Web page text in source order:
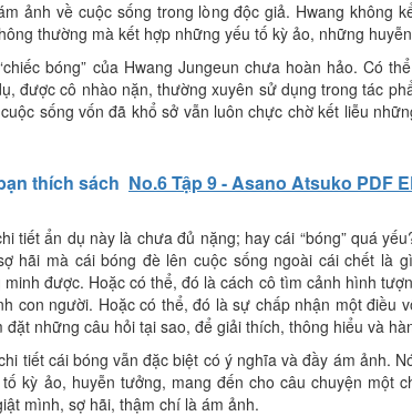
ảnh về cuộc sống trong lòng độc giả. Hwang không
thường mà kết hợp những yếu tố kỳ ảo, những
bóng” của Hwang Jungeun chưa hoàn hảo. Có
được cô nhào nặn, thường xuyên sử dụng trong tác
sống vốn đã khổ sở vẫn luôn chực chờ kết liễu
thích sách No.6 Tập 9 - Asano Atsuko PDF
tiết ẩn dụ này là chưa đủ nặng; hay cái “bóng” quá
hãi mà cái bóng đè lên cuộc sống ngoài cái chết là
được. Hoặc có thể, đó là cách cô tìm cảnh hình
con người. Hoặc có thể, đó là sự chấp nhận một điều
đặt những câu hỏi tại sao, để giải thích, thông hiểu và
tiết cái bóng vẫn đặc biệt có ý nghĩa và đầy ám ảnh.
kỳ ảo, huyễn tưởng, mang đến cho câu chuyện một
mình, sợ hãi, thậm chí là ám ảnh.